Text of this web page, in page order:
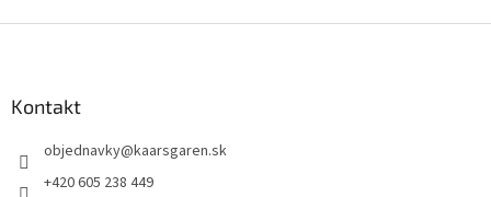
Kontakt
objednavky@kaarsgaren.sk
+420 605 238 449